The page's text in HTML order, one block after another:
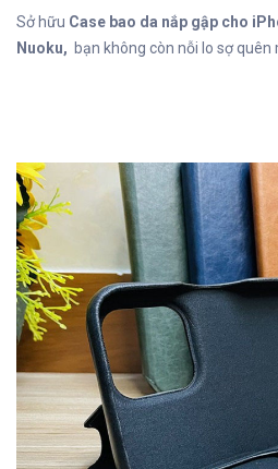
Sở hữu Case bao da nắp gập cho
Nuoku, bạn không còn nỗi lo sợ quên